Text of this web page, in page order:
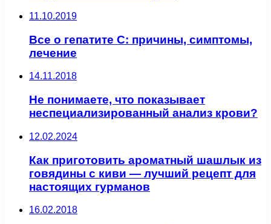
11.10.2019
Все о гепатите С: причины, симптомы,
лечение
14.11.2018
Не понимаете, что показывает
неспециализированный анализ крови?
12.02.2024
Как приготовить ароматный шашлык из
говядины с киви — лучший рецепт для
настоящих гурманов
16.02.2018